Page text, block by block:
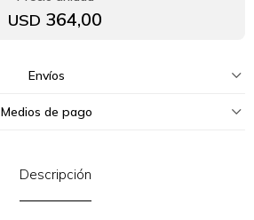
USD 364,00
Envíos
Medios de pago
Descripción